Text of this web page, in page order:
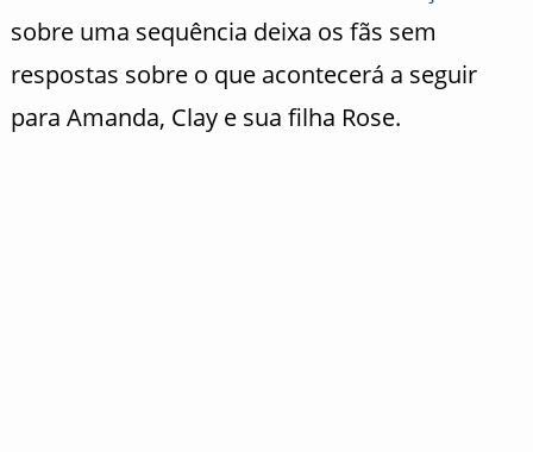
sobre uma sequência deixa os fãs sem
respostas sobre o que acontecerá a seguir
para Amanda, Clay e sua filha Rose.